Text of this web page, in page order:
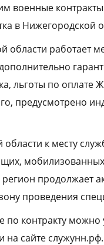
военные
в Нижегородской
области работает
льготы по оплате
предусмотрено
к месту
регион продолжает
проведения
контракту можно
на сайте